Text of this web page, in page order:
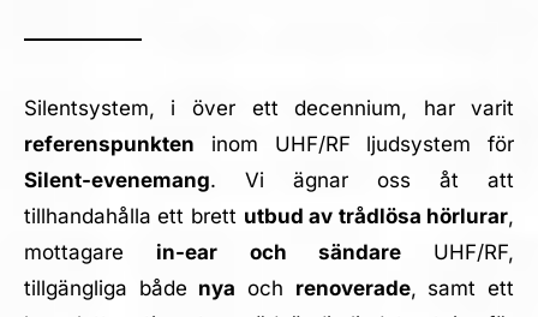
Silentsystem, i över ett decennium, har varit
referenspunkten inom UHF/RF ljudsystem för
Silent-evenemang. Vi ägnar oss åt att
tillhandahålla ett brett utbud av trådlösa hörlurar,
mottagare in-ear och sändareUHF/RF,
tillgängliga både nya och renoverade, samt ett